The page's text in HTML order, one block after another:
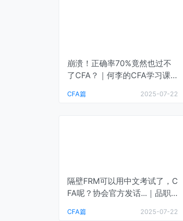
崩溃！正确率70%竟然也过不
了CFA？｜何李的CFA学习课
CFA篇 2025-07-22
隔壁FRM可以用中文考试了，C
FA呢？协会官方发话...｜品职
CFA篇 2025-07-22